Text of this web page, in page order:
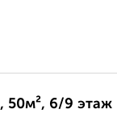
50м², 6/9 этаж